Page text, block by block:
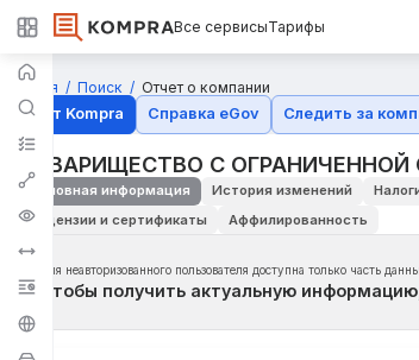
Все сервисыТарифы
Главная Поиск
Отчет о компании
Отчёт Kompra
Справка eGov Следить за
ТОВАРИЩЕСТВО С
Основная информация История изменений
Лицензии и сертификаты
Аффилированность
Для неавторизованного пользователя доступна только часть
Чтобы получить актуальную